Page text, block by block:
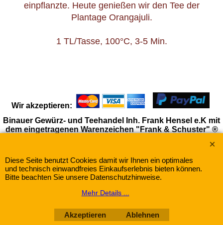
bildeten die Arbeitskräfte für einen englischen
Abenteurer, der 1894 die ersten Teesamen
Plantage Orangajuli.
Wir akzeptieren:
Binauer Gewürz- und Teehandel Inh. Frank Hensel e.K mit
dem eingetragenen Warenzeichen "Frank & Schuster" ®
WebShop erstellt mit
ShopFactory Shop
Software.
Diese Seite benutzt Cookies damit wir Ihnen ein optimales
und technisch einwandfreies Einkaufserlebnis bieten können.
Bitte beachten Sie unsere Datenschutzhinweise.
Mehr Details ...
Akzeptieren Ablehnen